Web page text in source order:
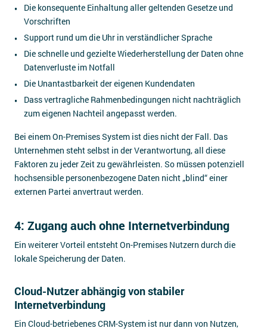
Die konsequente Einhaltung aller geltenden Gesetze und
Vorschriften
Support rund um die Uhr in verständlicher Sprache
Die schnelle und gezielte Wiederherstellung der Daten ohne
Datenverluste im Notfall
Die Unantastbarkeit der eigenen Kundendaten
Dass vertragliche Rahmenbedingungen nicht nachträglich
zum eigenen Nachteil angepasst werden.
Bei einem On-Premises System ist dies nicht der Fall. Das
Unternehmen steht selbst in der Verantwortung, all diese
Faktoren zu jeder Zeit zu gewährleisten. So müssen potenziell
hochsensible personenbezogene Daten nicht „blind“ einer
externen Partei anvertraut werden.
4: Zugang auch ohne Internetverbindung
Ein weiterer Vorteil entsteht On-Premises Nutzern durch die
lokale Speicherung der Daten.
Cloud-Nutzer abhängig von stabiler
Internetverbindung
Ein Cloud-betriebenes CRM-System ist nur dann von Nutzen,